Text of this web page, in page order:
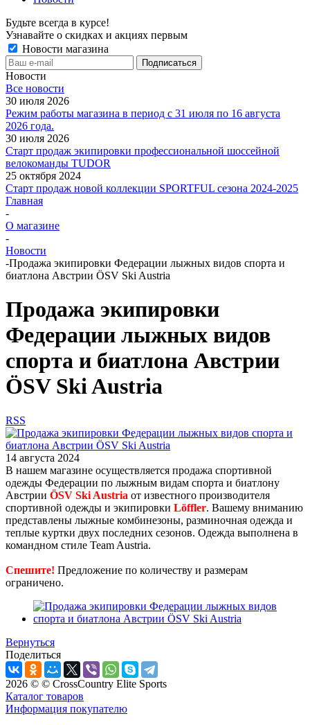
Будьте всегда в курсе!
Узнавайте о скидках и акциях первым
Новости магазина
Новости
Все новости
30 июля 2026
Режим работы магазина в период с 31 июля по 16 августа
2026 года.
30 июля 2026
Старт продаж экипировки профессиональной шоссейной
велокоманды TUDOR
25 октября 2024
Старт продаж новой коллекции SPORTFUL сезона 2024-2025
Главная
-
О магазине
-
Новости
-Продажа экипировки Федерации лыжных видов спорта и
биатлона Австрии ÖSV Ski Austria
Продажа экипировки
Федерации лыжных видов
спорта и биатлона Австрии
ÖSV Ski Austria
RSS
14 августа 2024
В нашем магазине осуществляется продажа спортивной
одежды Федерации по лыжным видам спорта и биатлону
Австрии ÖSV Ski Austria от известного производителя
спортивной одежды и экипировки Löffler. Вашему вниманию
представлены лыжные комбинезоны, разминочная одежда и
теплые куртки двух последних сезонов. Одежда выполнена в
командном стиле Team Austria.
Спешите! Предложение по количеству и размерам
ограничено.
Вернуться
Поделиться
2026 © © CrossCountry Elite Sports
Каталог товаров
Информация покупателю